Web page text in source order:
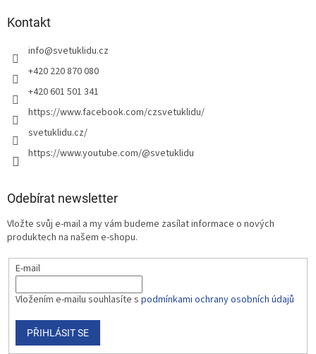
Kontakt
info@svetuklidu.cz
+420 220 870 080
+420 601 501 341
https://www.facebook.com/czsvetuklidu/
svetuklidu.cz/
https://www.youtube.com/@svetuklidu
Odebírat newsletter
Vložte svůj e-mail a my vám budeme zasílat informace o nových
produktech na našem e-shopu.
E-mail
Vložením e-mailu souhlasíte s podmínkami ochrany osobních údajů
PŘIHLÁSIT SE